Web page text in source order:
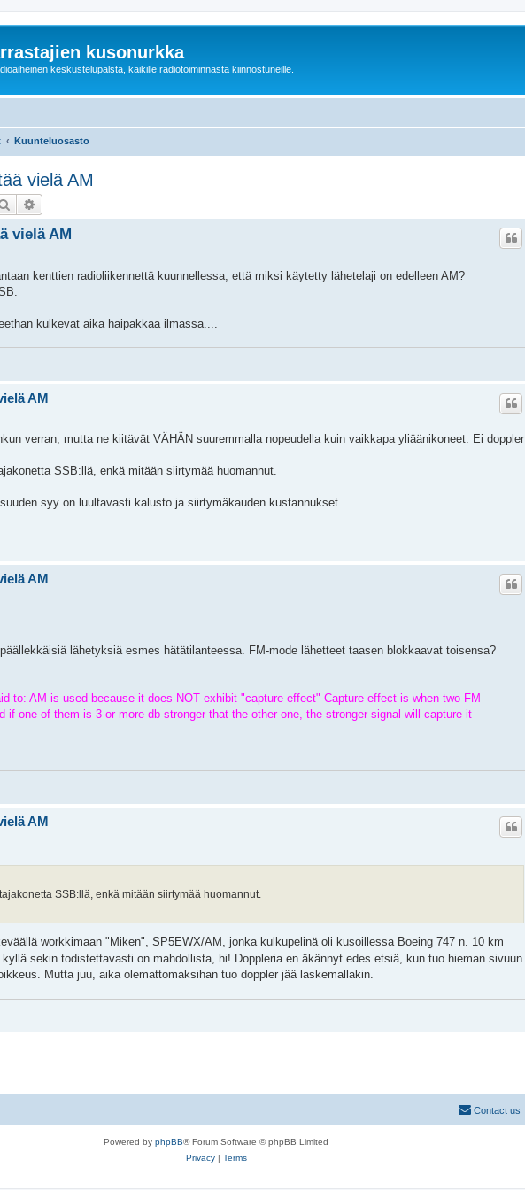
kusonurkka
keskustelupalsta, kaikille radiotoiminnasta kiinnostuneille.
Kuunteluosasto
vielä AM
Search
vielä AM
kenttien radioliikennettä kuunnellessa, että miksi käytetty lähetelaji on edelleen AM?
kulkevat aika haipakkaa ilmassa....
AM
verran, mutta ne kiitävät VÄHÄN suuremmalla nopeudella kuin vaikkapa yliäänikoneet. Ei doppler
SSB:llä, enkä mitään siirtymää huomannut.
syy on luultavasti kalusto ja siirtymäkauden kustannukset.
AM
lähetyksiä esmes hätätilanteessa. FM-mode lähetteet taasen blokkaavat toisensa?
to: AM is used because it does NOT exhibit "capture effect" Capture effect is when two FM
one of them is 3 or more db stronger that the other one, the stronger signal will capture it
AM
SSB:llä, enkä mitään siirtymää huomannut.
workkimaan "Miken", SP5EWX/AM, jonka kulkupelinä oli kusoillessa Boeing 747 n. 10 km
sekin todistettavasti on mahdollista, hi! Doppleria en äkännyt edes etsiä, kun tuo hieman sivuun
Mutta juu, aika olemattomaksihan tuo doppler jää laskemallakin.
Contact us
Powered by phpBB® Forum Software © phpBB Limited
Privacy| Terms